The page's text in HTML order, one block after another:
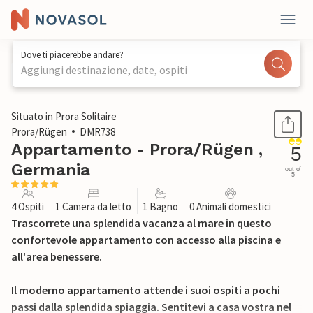
Dove ti piacerebbe andare?
Aggiungi destinazione, date, ospiti
1 / 44
Situato in Prora Solitaire
Prora/Rügen
DMR738
Appartamento - Prora/Rügen ,
Germania
5
out of
5
4 Ospiti 1 Camera da letto 1 Bagno 0 Animali domestici
Trascorrete una splendida vacanza al mare in questo
confortevole appartamento con accesso alla piscina e
all'area benessere.
Il moderno appartamento attende i suoi ospiti a pochi
passi dalla splendida spiaggia. Sentitevi a casa vostra nel